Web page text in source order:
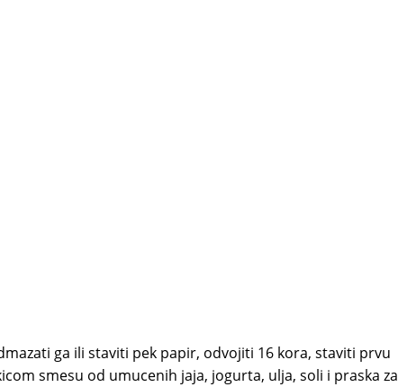
ga ili staviti pek papir, odvojiti 16 kora, staviti prvu
smesu od umucenih jaja, jogurta, ulja, soli i praska za